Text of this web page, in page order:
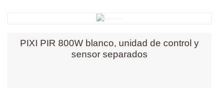
PIXI PIR 800W blanco, unidad de control y
sensor separados